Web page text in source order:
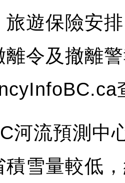
旅遊保險安
離令及撤離
河流預測中
積雪量較低